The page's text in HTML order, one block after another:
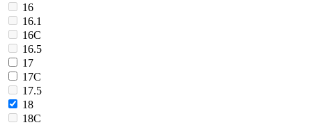
16
16.1
16C
16.5
17
17C
17.5
18
18C